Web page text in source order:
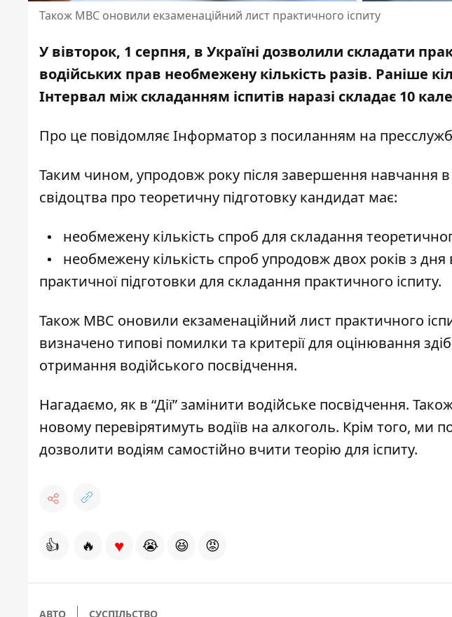
Також МВС оновили екзаменаційний лист практичного іспиту
У вівторок, 1 серпня, в Україні дозволили складати
водійських прав необмежену кількість разів. Раніше
Інтервал між складанням іспитів наразі складає 10
Про це повідомляє Інформатор з посиланням на
Таким чином, упродовж року після завершення навчання
свідоцтва про теоретичну підготовку кандидат має:
необмежену кількість спроб для складання
необмежену кількість спроб упродовж двох років з дня
практичної підготовки для складання практичного іспиту.
Також МВС оновили екзаменаційний лист практичного
визначено типові помилки та критерії для оцінювання
отримання водійського посвідчення.
Нагадаємо, як в “Дії”замінити водійське посвідчення.
новому перевірятимуть водіїв на алкоголь. Крім того, ми
дозволити водіям самостійно вчити теорію для іспиту.
👍 🔥 ♥ 😭 😆 😡
АВТО СУСПІЛЬСТВО